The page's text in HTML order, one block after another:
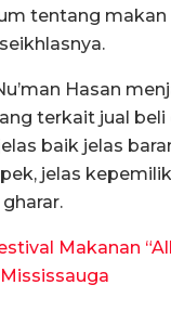
tentang makan
Hasan
terkait jual beli
baik jelas
jelas
Makanan